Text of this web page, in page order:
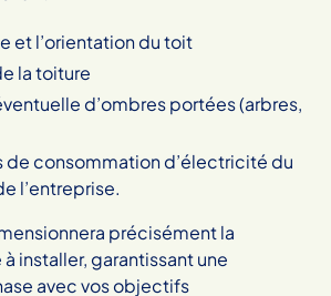
et l’orientation du toit
la toiture
d’ombres portées (arbres,
de consommation d’électricité du
l’entreprise.
précisément la
installer, garantissant une
avec vos objectifs